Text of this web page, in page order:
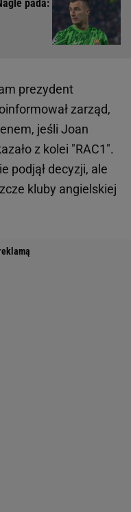
pada:
prezydent
zarząd,
jeśli Joan
z kolei "RAC1".
podjął decyzji, ale
kluby angielskiej